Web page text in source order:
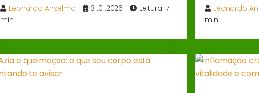
Leonardo Anselmo 31.01.2026
Leitura: 7
min
Leonardo
min